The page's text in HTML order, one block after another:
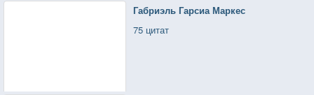
Габриэль Гарсиа Маркес
75 цитат